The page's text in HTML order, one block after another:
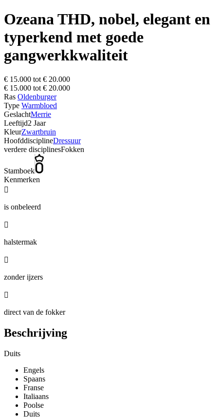
Ozeana THD, nobel, elegant en
typerkend met goede
gangwerkkwaliteit
€ 15.000 tot € 20.000
€ 15.000 tot € 20.000
Ras Oldenburger
Type Warmbloed
GeslachtMerrie
Leeftijd2 Jaar
KleurZwartbruin
HoofddisciplineDressuur
verdere disciplinesFokken
Stamboek
Kenmerken

is onbeleerd

halstermak

zonder ijzers

direct van de fokker
Beschrijving
Duits
Engels
Spaans
Franse
Italiaans
Poolse
Duits